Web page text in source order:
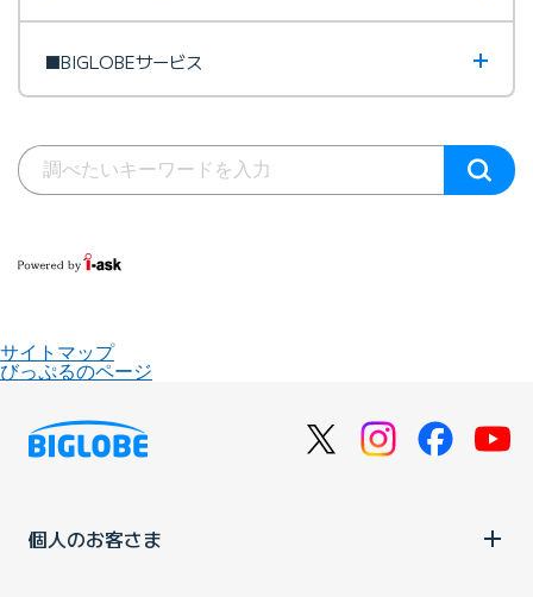
■BIGLOBEサービス
サイトマップ
びっぷるのページ
個人のお客さま